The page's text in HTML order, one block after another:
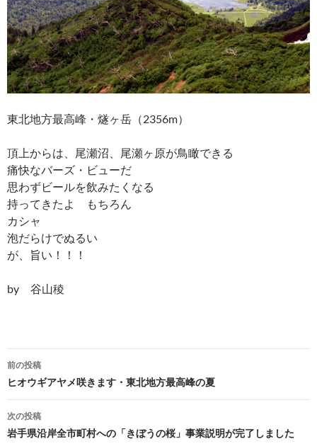
東北地方最高峰・燧ヶ岳（2356m）
頂上からは、尾瀬沼、尾瀬ヶ原が鳥瞰できる
痛快なバーズ・ビューだ
思わずビールを飲みたくなる
持ってきたよ もちろん
カシャ
泡だらけでぬるい
が、旨い！！！
by 谷山稜
投
稿
ナ
ビ
前の投稿
ヒオウギアヤメ咲きます・東北地方最高峰の夏
次の投稿
岩手県沿岸全市町村への「きぼうの桜」事業説明が完了しました